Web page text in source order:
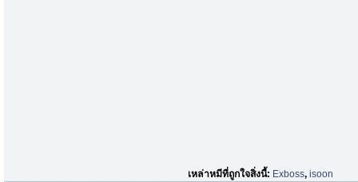
เหล่าหมีที่ถูกใจสิ่งนี้: Exboss,isoon